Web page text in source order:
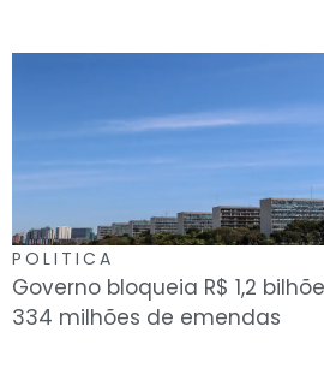
POLITICA
Governo bloqueia R$ 1,2
334 milhões de emendas